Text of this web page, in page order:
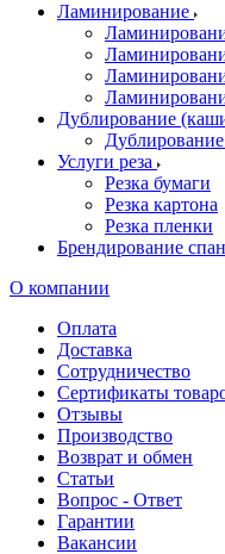
Ламинирование
Дублирование
Услуги реза
Резка бумаги
Резка картона
Резка пленки
Брендирование
О компании
Оплата
Доставка
Сотрудничество
Сертификаты
Отзывы
Производство
Возврат и обмен
Статьи
Вопрос - Ответ
Гарантии
Вакансии